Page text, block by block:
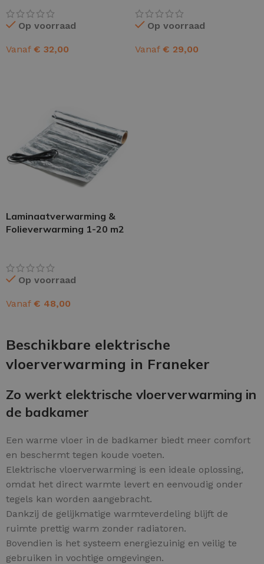
Op voorraad
Vanaf € 32,00
Op voorraad
Vanaf € 29,00
Laminaatverwarming &
Folieverwarming 1-20 m2
Op voorraad
Vanaf € 48,00
Beschikbare elektrische
vloerverwarming in Franeker
Zo werkt elektrische vloerverwarming in
de badkamer
Een warme vloer in de badkamer biedt meer comfort
en beschermt tegen koude voeten.
Elektrische vloerverwarming is een ideale oplossing,
omdat het direct warmte levert en eenvoudig onder
tegels kan worden aangebracht.
Dankzij de gelijkmatige warmteverdeling blijft de
ruimte prettig warm zonder radiatoren.
Bovendien is het systeem energiezuinig en veilig te
gebruiken in vochtige omgevingen.